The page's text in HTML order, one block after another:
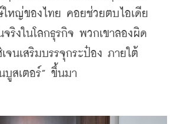
หญ่ของไทย คอยช่วยตบไอเดีย
จริงในโลกธุรกิจ พวกเขาลองผิด
จนเสริมบรรจุกระป๋อง ภายใต้
บูสเตอร์” ขึ้นมา